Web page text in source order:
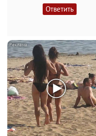
Ответить